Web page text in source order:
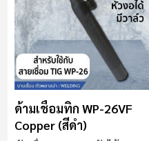
ด้ามเชื่อมทิก WP-26VF
Copper (สีดำ)